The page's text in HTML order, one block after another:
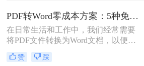
处理pdf转word时，往往陷入“收费软
件太贵，免费工具怕坑”的两难境
地。那么电脑上怎么把pdf转成word免
费呢？
PDF转Word零成本方案：5种免费路径的适用边界和效果评估！
在日常生活和工作中，我们经常需要
将PDF文件转换为Word文档，以便进
行编辑、修改或进一步处理。然而，
市面上许多PDF转Word工具都需要付
赞 踩